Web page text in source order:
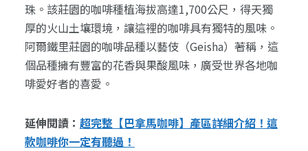
珠。該莊園的咖啡種植海拔高達1,700公尺，得天獨
厚的火山土壤環境，讓這裡的咖啡具有獨特的風味。
阿爾鐵里莊園的咖啡品種以藝伎（Geisha）著稱，這
個品種擁有豐富的花香與果酸風味，廣受世界各地咖
啡愛好者的喜愛。
延伸閱讀： 超完整【巴拿馬咖啡】產區詳細介紹！這
款咖啡你一定有聽過！